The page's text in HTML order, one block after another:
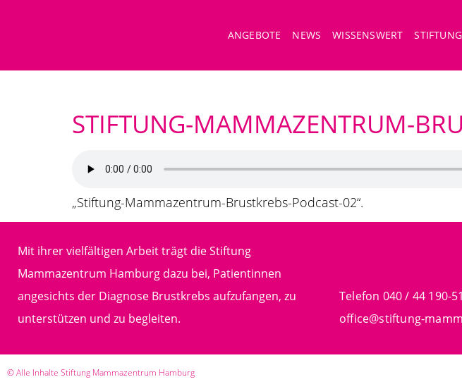
ANGEBOTE NEWS WISSENSWERT STIFTUNG
STIFTUNG-MAMMAZENTRUM-
„Stiftung-Mammazentrum-Brustkrebs-Podcast-02“.
Mit ihrer vielfältigen Arbeit trägt die Stiftung
Mammazentrum Hamburg dazu bei, Patientinnen
angesichts der Diagnose Brustkrebs aufzufangen, zu
unterstützen und zu begleiten.
Telefon 040 / 44 190-
office@stiftung-
© Alle Inhalte Stiftung Mammazentrum Hamburg